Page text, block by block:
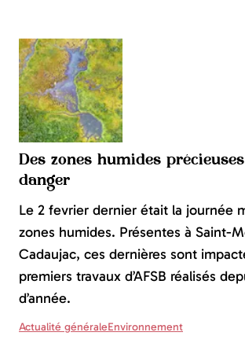
Des zones humides
danger
Le 2 fevrier dernier était la journée
zones humides. Présentes à Saint-
Cadaujac, ces dernières sont
premiers travaux d’AFSB réalisés
d’année.
Actualité généraleEnvironnement